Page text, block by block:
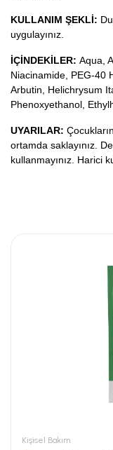
KULLANIM ŞEKLİ:
uygulayınız.
İÇİNDEKİLER: Aqua,
Niacinamide, PEG-40
Arbutin, Helichrysum
Phenoxyethanol,
UYARILAR:
ortamda saklayınız.
kullanmayınız. Harici
Kişisel Bakım